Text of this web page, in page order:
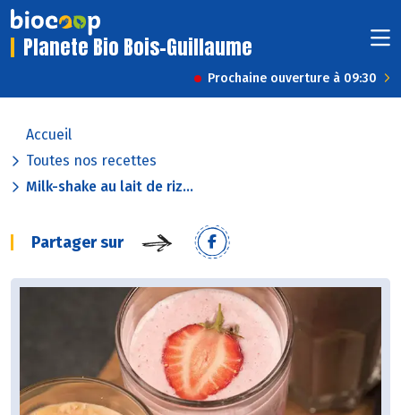
Planete Bio Bois-Guillaume
Prochaine ouverture à 09:30
Accueil
Toutes nos recettes
Milk-shake au lait de riz...
Partager sur